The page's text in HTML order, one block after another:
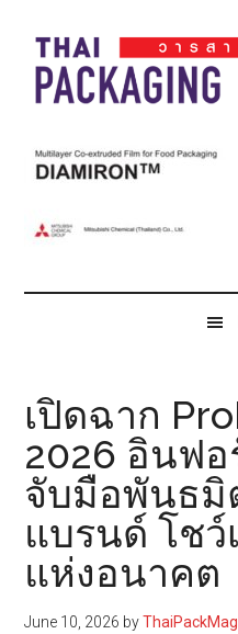
main
content
secondary
menu
primary
sidebar
footer
Thai
Pack
Pack
เปิดฉาก
2026 อินฟอ
จับมือพันธมิ
แบรนด์ โชว์
แห่งอนาคต
June 10, 2026 by